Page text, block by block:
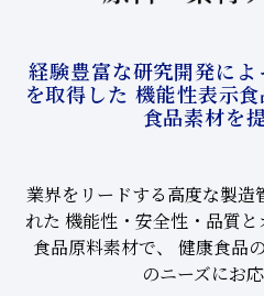
経験豊富な研究開発に
を取得した 機能性表示
食品素材を
業界をリードする高度な製造
れた 機能性・安全性・品質
食品原料素材で、
健康食品
のニーズにお応